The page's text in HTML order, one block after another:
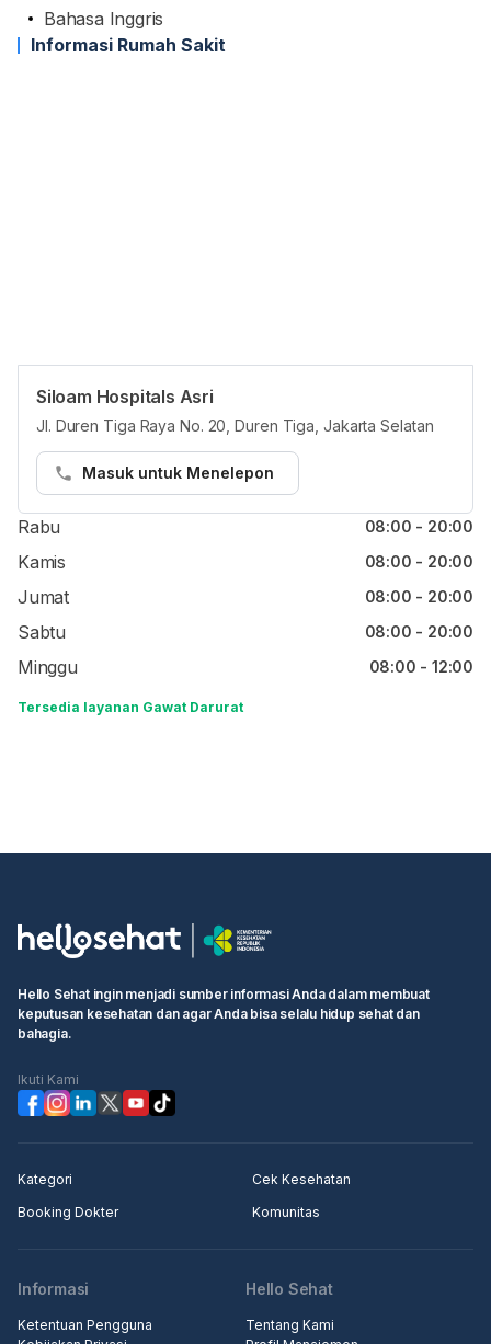
Bahasa Inggris
Informasi Rumah Sakit
Siloam Hospitals Asri
Jl. Duren Tiga Raya No. 20, Duren Tiga, Jakarta Selatan
Masuk untuk Menelepon
Jam reguler
Senin
Selasa
Rabu 08:00 - 20:00
Kamis 08:00 - 20:00
Jumat 08:00 - 20:00
Sabtu 08:00 - 20:00
Minggu 08:00 - 12:00
Tersedia layanan Gawat Darurat
Hello Sehat ingin menjadi sumber informasi Anda dalam membuat
keputusan kesehatan dan agar Anda bisa selalu hidup sehat dan
bahagia.
Ikuti Kami
Kategori
Cek Kesehatan
Booking Dokter
Komunitas
Informasi
Ketentuan Pengguna
Hello Sehat
Tentang Kami